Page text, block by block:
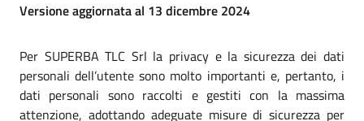
Versione aggiornata al 13 dicembre 2024
Per SUPERBA TLC Srl la privacy e la sicurezza dei dati
personali dell’utente sono molto importanti e, pertanto, i
dati personali sono raccolti e gestiti con la massima
attenzione, adottando adeguate misure di sicurezza per